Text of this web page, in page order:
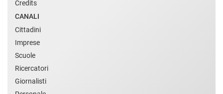
Credits
CANALI
Cittadini
Imprese
Scuole
Ricercatori
Giornalisti